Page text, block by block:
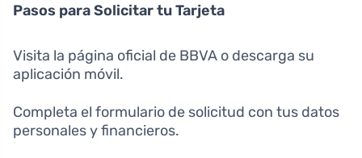
Pasos para Solicitar tu Tarjeta
Visita la página oficial de BBVA o descarga su
aplicación móvil.
Completa el formulario de solicitud con tus datos
personales y financieros.